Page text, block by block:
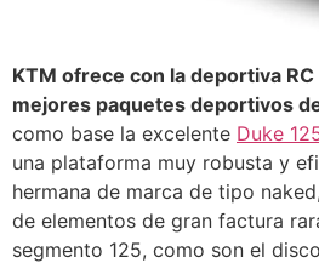
KTM ofrece con la deportiva RC
mejores paquetes deportivos
como base la excelente Duke
una plataforma muy robusta y
hermana de marca de tipo
de elementos de gran factura
segmento 125, como son el